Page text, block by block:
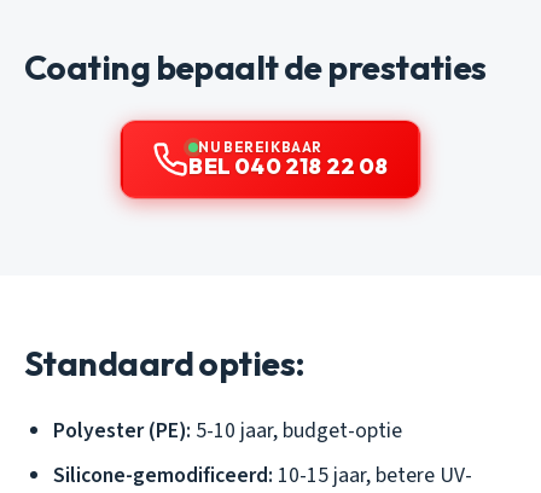
Coating bepaalt de prestaties
NU BEREIKBAAR
BEL 040 218 22 08
Standaard opties:
Polyester (PE): 5-10 jaar, budget-optie
Silicone-gemodificeerd: 10-15 jaar, betere UV-